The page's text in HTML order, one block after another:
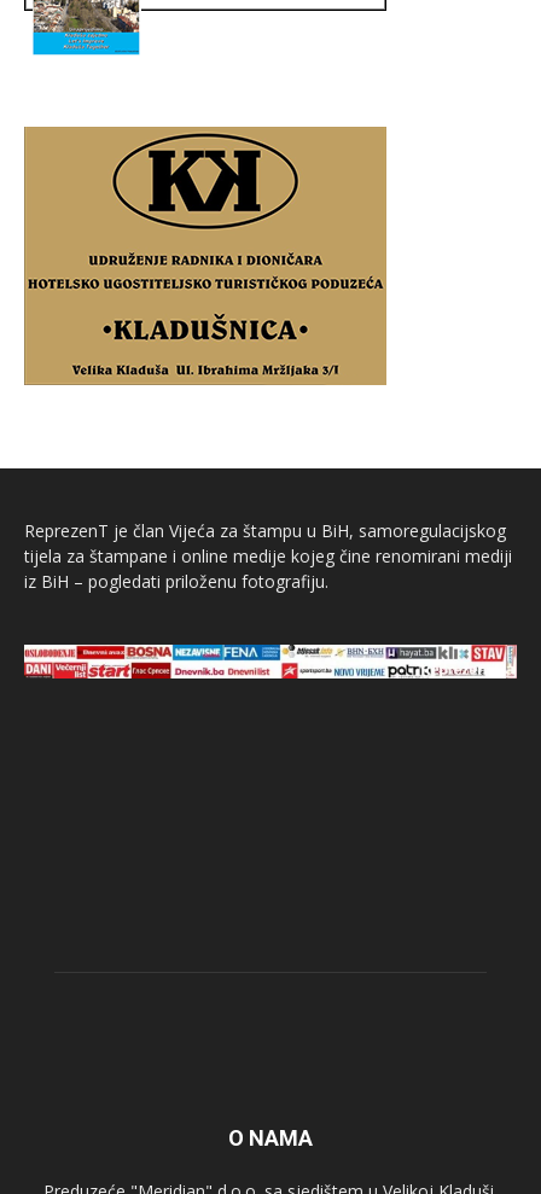
ReprezenT je član Vijeća za štampu u BiH, samoregulacijskog
tijela za štampane i online medije kojeg čine renomirani mediji
iz BiH – pogledati priloženu fotografiju.
O NAMA